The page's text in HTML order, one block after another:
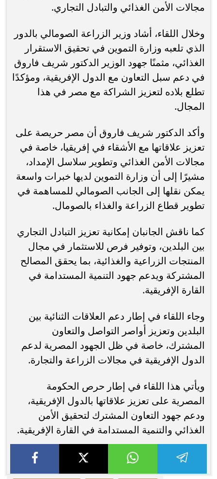
مجالات الأمن الغذائي والتبادل التجاري.
وخلال اللقاء، أشاد وزير الزراعة الصومالي بالدور
الذي تلعبه وزارة التموين في تحقيق الاستقرار
الغذائي، مثمنًا جهود الوزير الدكتور شريف فاروق
في دعم سبل التعاون مع الدول الإفريقية، ومؤكدًا
تطلع بلاده لتعزيز الشراكة مع مصر في هذا
المجال.
وأكد الدكتور شريف فاروق أن مصر حريصة على
تعزيز علاقاتها مع الأشقاء في إفريقيا، خاصة في
مجالات الأمن الغذائي وتطوير سلاسل الإمداد،
مشيرًا إلى أن وزارة التموين لديها خبرات واسعة
يمكن نقلها إلى الجانب الصومالي للمساهمة في
تطوير قطاع الزراعة والغذاء بالصومال.
كما ناقش الجانبان إمكانية تعزيز التبادل التجاري
بين البلدين، وتوفير فرص للاستثمار في مجال
المنتجات الزراعية والغذائية، بما يحقق المصالح
المشتركة ويدعم جهود التنمية المستدامة في
القارة الإفريقية.
وجاء اللقاء في إطار دعم العلاقات الثنائية بين
البلدين وتعزيز أواصر التواصل والتعاون
المشترك، خاصة في ظل الجهود المصرية لدعم
الدول الإفريقية في مجالات الزراعة والتجارة.
ويأتي هذا اللقاء في إطار حرص الحكومة
المصرية على تعزيز علاقاتها بالدول الإفريقية،
ودعم جهود التعاون المشترك لتحقيق الأمن
الغذائي والتنمية المستدامة في القارة الإفريقية.